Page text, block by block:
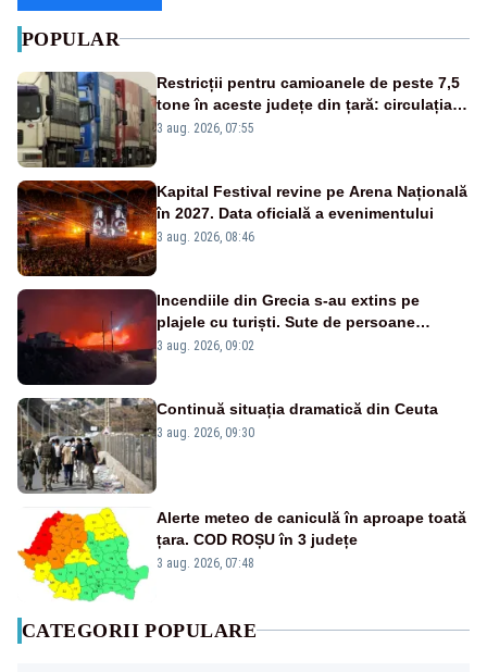
POPULAR
Restricții pentru camioanele de peste 7,5
tone în aceste județe din țară: circulația
este interzisă luni, între orele 12:00 și
3 aug. 2026, 07:55
Kapital Festival revine pe Arena Națională
în 2027. Data oficială a evenimentului
3 aug. 2026, 08:46
Incendiile din Grecia s-au extins pe
plajele cu turiști. Sute de persoane
evacuate pe mare, drumuri blocate de
3 aug. 2026, 09:02
Continuă situația dramatică din Ceuta
3 aug. 2026, 09:30
Alerte meteo de caniculă în aproape toată
țara. COD ROȘU în 3 județe
3 aug. 2026, 07:48
CATEGORII POPULARE